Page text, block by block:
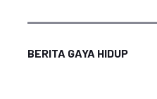
BERITA GAYA HIDUP